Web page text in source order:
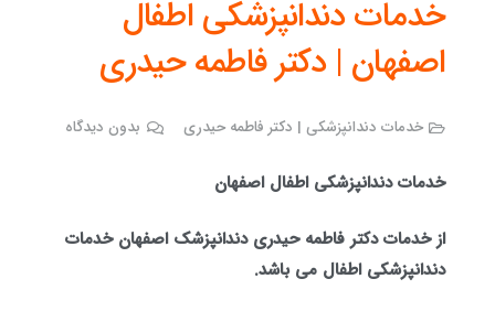
خدمات دندانپزشکی اطفال
اصفهان | دکتر فاطمه حیدری
خدمات دندانپزشکی | دکتر فاطمه حیدری بدون دیدگاه
خدمات دندانپزشکی اطفال اصفهان
از خدمات دکتر فاطمه حیدری دندانپزشک اصفهان خدمات
دندانپزشکی اطفال می باشد.